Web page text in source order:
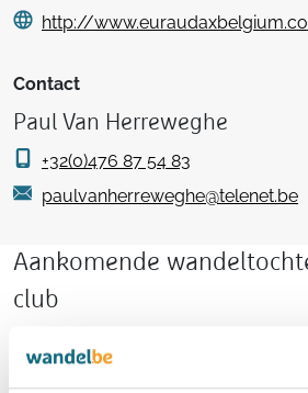
http://
Contact
Paul Van Herreweghe
+32(0)476 87 54 83
paulvanherreweghe@telenet.be
Aankomende
club